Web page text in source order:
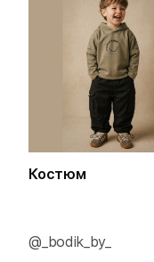
Костюм
@_bodik_by_